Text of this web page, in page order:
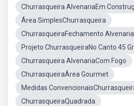
Churrasqueira AlvenariaEm
Área SimplesChurrasqueira
ChurrasqueiraFechamento Alvenaria
Projeto ChurrasqueiraNo Canto 45
Churrasqueira AlvenariaCom Fogo
ChurrasqueiraÁrea Gourmet
Medidas
ChurrasqueiraQuadrada